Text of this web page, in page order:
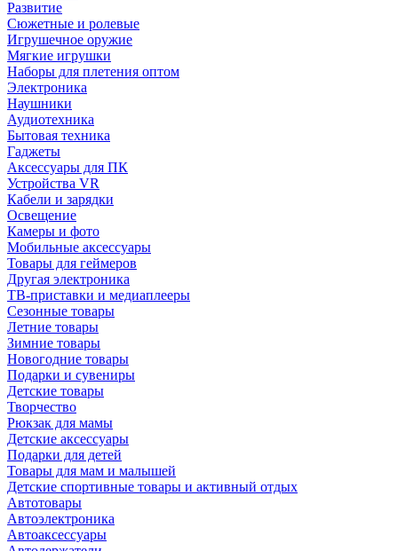
Развитие
Сюжетные и ролевые
Игрушечное оружие
Мягкие игрушки
Наборы для плетения оптом
Электроника
Наушники
Аудиотехника
Бытовая техника
Гаджеты
Аксессуары для ПК
Устройства VR
Кабели и зарядки
Освещение
Камеры и фото
Мобильные аксессуары
Товары для геймеров
Другая электроника
ТВ-приставки и медиаплееры
Сезонные товары
Летние товары
Зимние товары
Новогодние товары
Подарки и сувениры
Детские товары
Творчество
Рюкзак для мамы
Детские аксессуары
Подарки для детей
Товары для мам и малышей
Детские спортивные товары и активный отдых
Автотовары
Автоэлектроника
Автоаксессуары